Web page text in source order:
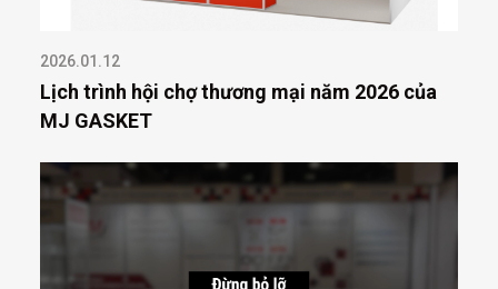
2026.01.12
Lịch trình hội chợ thương mại năm 2026 của
MJ GASKET